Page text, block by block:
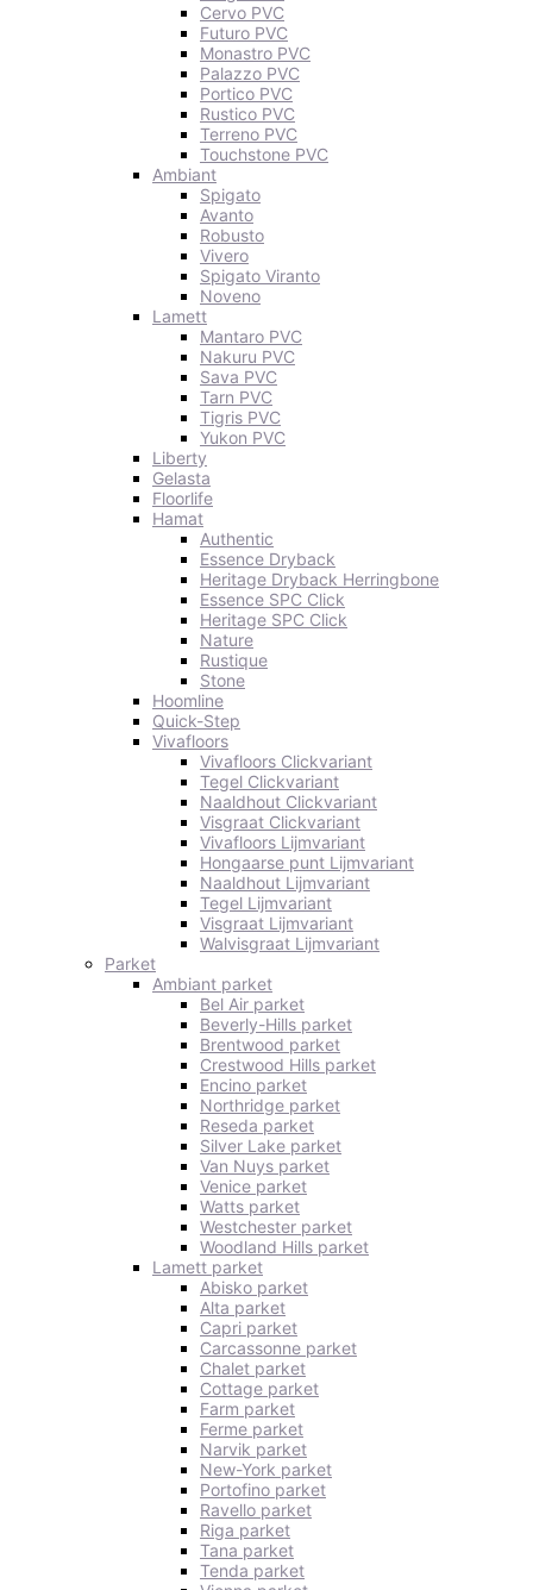
Cervo PVC
Futuro PVC
Monastro PVC
Palazzo PVC
Portico PVC
Rustico PVC
Terreno PVC
Touchstone PVC
Ambiant
Spigato
Avanto
Robusto
Vivero
Spigato Viranto
Noveno
Lamett
Mantaro PVC
Nakuru PVC
Sava PVC
Tarn PVC
Tigris PVC
Yukon PVC
Liberty
Gelasta
Floorlife
Hamat
Authentic
Essence Dryback
Heritage Dryback Herringbone
Essence SPC Click
Heritage SPC Click
Nature
Rustique
Stone
Hoomline
Quick-Step
Vivafloors
Vivafloors Clickvariant
Tegel Clickvariant
Naaldhout Clickvariant
Visgraat Clickvariant
Vivafloors Lijmvariant
Hongaarse punt Lijmvariant
Naaldhout Lijmvariant
Tegel Lijmvariant
Visgraat Lijmvariant
Walvisgraat Lijmvariant
Parket
Ambiant parket
Bel Air parket
Beverly-Hills parket
Brentwood parket
Crestwood Hills parket
Encino parket
Northridge parket
Reseda parket
Silver Lake parket
Van Nuys parket
Venice parket
Watts parket
Westchester parket
Woodland Hills parket
Lamett parket
Abisko parket
Alta parket
Capri parket
Carcassonne parket
Chalet parket
Cottage parket
Farm parket
Ferme parket
Narvik parket
New-York parket
Portofino parket
Ravello parket
Riga parket
Tana parket
Tenda parket